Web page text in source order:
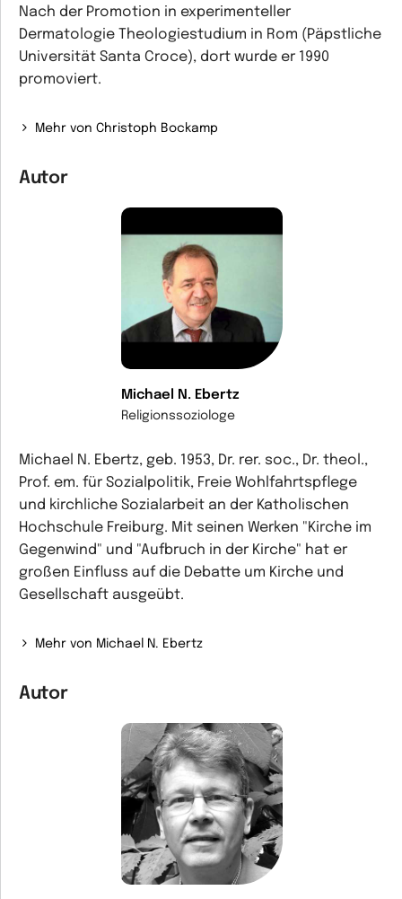
Nach der Promotion in experimenteller
Dermatologie Theologiestudium in Rom (Päpstliche
Universität Santa Croce), dort wurde er 1990
promoviert.
Mehr von Christoph Bockamp
Autor
Michael N. Ebertz
Religionssoziologe
Michael N. Ebertz, geb. 1953, Dr. rer. soc., Dr. theol.,
Prof. em. für Sozialpolitik, Freie Wohlfahrtspflege
und kirchliche Sozialarbeit an der Katholischen
Hochschule Freiburg. Mit seinen Werken "Kirche im
Gegenwind" und "Aufbruch in der Kirche" hat er
großen Einfluss auf die Debatte um Kirche und
Gesellschaft ausgeübt.
Mehr von Michael N. Ebertz
Autor